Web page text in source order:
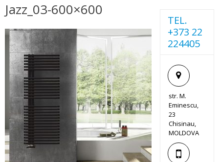
Jazz_03-600×600
TEL.
+373 22
224405
str. M.
Eminescu,
23
Chisinau,
MOLDOVA